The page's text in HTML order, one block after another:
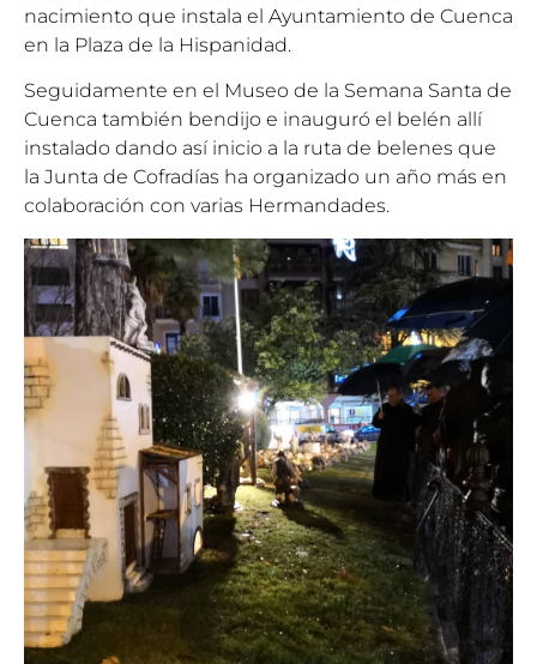
nacimiento que instala el Ayuntamiento de Cuenca
en la Plaza de la Hispanidad.
Seguidamente en el Museo de la Semana Santa de
Cuenca también bendijo e inauguró el belén allí
instalado dando así inicio a la ruta de belenes que
la Junta de Cofradías ha organizado un año más en
colaboración con varias Hermandades.